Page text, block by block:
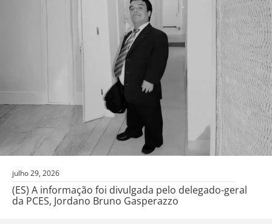
julho 29, 2026
(ES) A informação foi divulgada pelo delegado-geral
da PCES, Jordano Bruno Gasperazzo